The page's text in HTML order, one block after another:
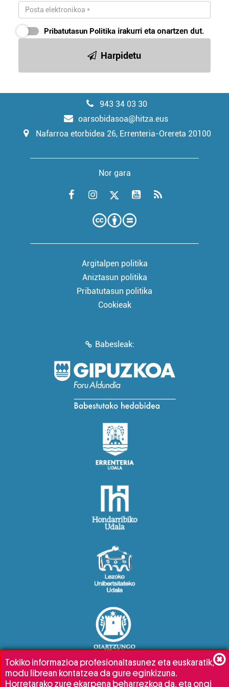
Pribatutasun Politika irakurri eta onartzen dut.
Harpidetu
943 34 03 30
oarsobidasoa@hitza.eus
Nafarroa etorbidea 26, Errenteria-Orereta 20100
Nor gara
Argitalpen politika
Aniztasun politika
Pribatutasun politika
Cookieak
Babesleak:
Tokiko informazioa profesionaltasunez eta euskaratik,
modu librean kontatzea da gure eginkizuna.
Horretarako zure ekarpena beharrezkoa da, eta ongi